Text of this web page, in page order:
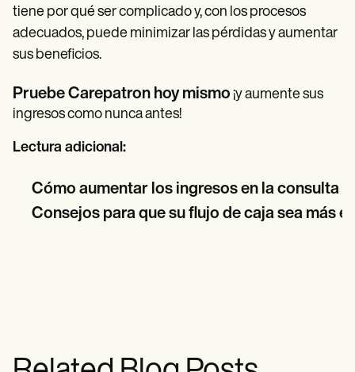
tiene por qué ser complicado y, con los procesos
adecuados, puede minimizar las pérdidas y aumentar
sus beneficios.
Pruebe Carepatron hoy mismo ¡y aumente sus
ingresos como nunca antes!
Lectura adicional:
Cómo aumentar los ingresos en la consulta
Consejos para que su flujo de caja sea más